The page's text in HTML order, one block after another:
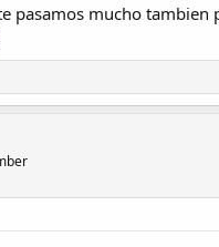
pasamos mucho tambien